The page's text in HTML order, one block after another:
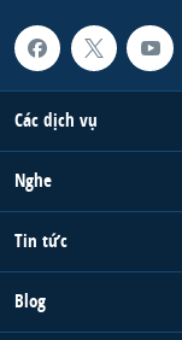
Các dịch vụ
Nghe
Tin tức
Blog